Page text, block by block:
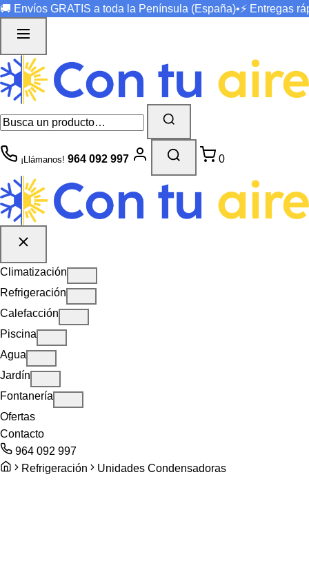
🚚 Envíos GRATIS a toda la Península (España)•⚡ Entregas
¡Llámanos! 964 092 997 0
Climatización
Refrigeración
Calefacción
Piscina
Agua
Jardín
Fontanería
Ofertas
Contacto
964 092 997
Refrigeración
Unidades Condensadoras